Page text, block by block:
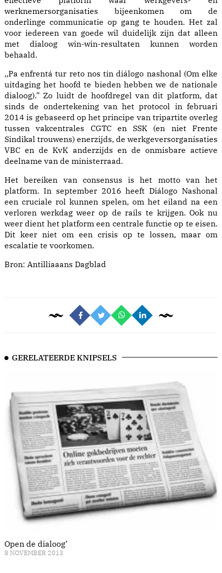
werknemersorganisaties bijeenkomen om de
onderlinge communicatie op gang te houden. Het zal
voor iedereen van goede wil duidelijk zijn dat alleen
met dialoog win-win-resultaten kunnen worden
behaald.
,,Pa enfrentá tur reto nos tin diálogo nashonal (Om elke
uitdaging het hoofd te bieden hebben we de nationale
dialoog).” Zo luidt de hoofdregel van dit platform, dat
sinds de ondertekening van het protocol in februari
2014 is gebaseerd op het principe van tripartite overleg
tussen vakcentrales CGTC en SSK (en niet Frente
Sindikal trouwens) enerzijds, de werkgeversorganisaties
VBC en de KvK anderzijds en de onmisbare actieve
deelname van de ministerraad.
Het bereiken van consensus is het motto van het
platform. In september 2016 heeft Diálogo Nashonal
een cruciale rol kunnen spelen, om het eiland na een
verloren werkdag weer op de rails te krijgen. Ook nu
weer dient het platform een centrale functie op te eisen.
Dit keer niet om een crisis op te lossen, maar om
escalatie te voorkomen.
Bron: Antilliaaans Dagblad
GERELATEERDE KNIPSELS
Open de dialoog’
8 NOVEMBER 2013